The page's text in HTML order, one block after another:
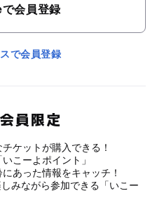
会員登録
で会員登録
員限定
みながら参加できる「いこー